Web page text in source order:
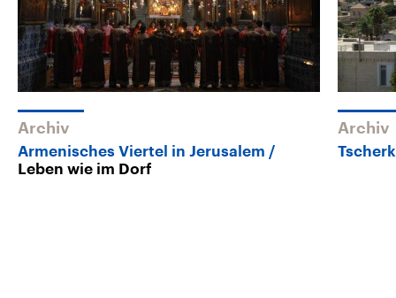
Archiv
Armenisches Viertel in Jerusalem
Leben wie im Dorf
Archiv